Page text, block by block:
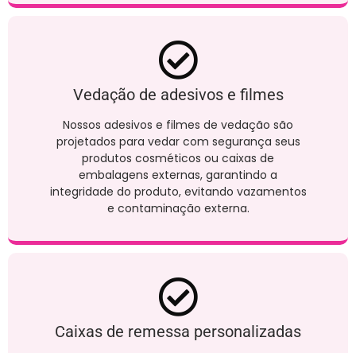
Vedação de adesivos e filmes
Nossos adesivos e filmes de vedação são
projetados para vedar com segurança seus
produtos cosméticos ou caixas de
embalagens externas, garantindo a
integridade do produto, evitando vazamentos
e contaminação externa.
Caixas de remessa personalizadas